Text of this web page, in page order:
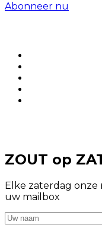
Abonneer nu
ZOUT op
Elke zaterdag onze
uw mailbox